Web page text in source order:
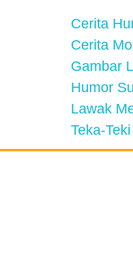
Cerita
Cerita
Gambar
Humor
Lawak
Teka-